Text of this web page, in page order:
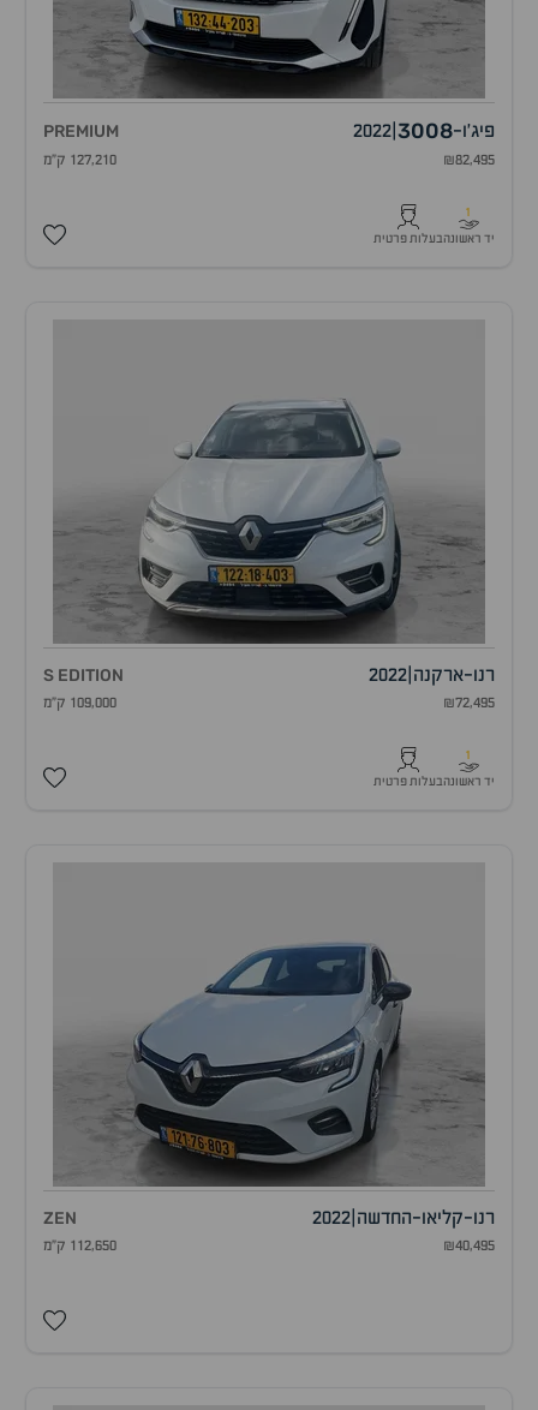
פיג'ו-
3008
2022
PREMIUM
₪82,495 127,210 ק"מ
1
יד ראשונהבעלות פרטית
רנו-ארקנה 2022
S EDITION
₪72,495 109,000 ק"מ
1
יד ראשונהבעלות פרטית
רנו-קליאו-החדשה 2022
ZEN
₪40,495 112,650 ק"מ